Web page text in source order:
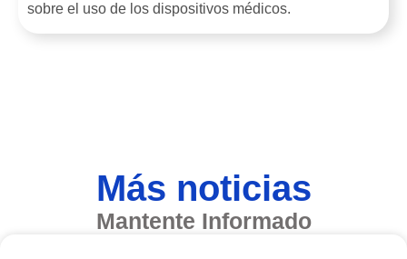
sobre el uso de los dispositivos médicos.
Más noticias
Mantente Informado